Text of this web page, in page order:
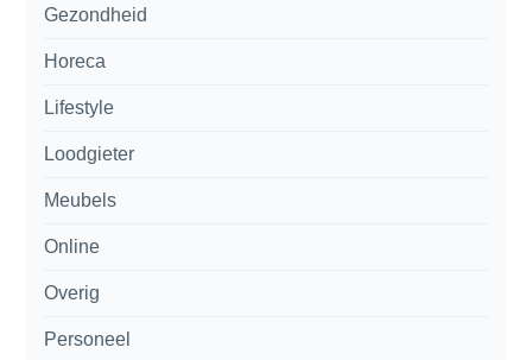
Gezondheid
Horeca
Lifestyle
Loodgieter
Meubels
Online
Overig
Personeel